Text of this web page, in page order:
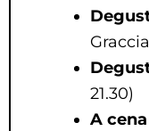
21.30)
A